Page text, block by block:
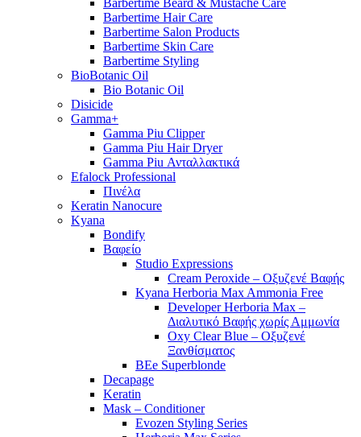
Barbertime Hair Care
Barbertime Salon Products
Barbertime Skin Care
Barbertime Styling
BioBotanic Oil
Bio Botanic Oil
Disicide
Gamma+
Gamma Piu Clipper
Gamma Piu Hair Dryer
Gamma Piu Ανταλλακτικά
Efalock Professional
Πινέλα
Keratin Nanocure
Kyana
Bondify
Βαφείο
Studio Expressions
Cream Peroxide – Οξυζενέ Βαφής
Kyana Herboria Max Ammonia Free
Developer Herboria Max –
Διαλυτικό Βαφής χωρίς Αμμωνία
Oxy Clear Blue – Οξυζενέ
Ξανθίσματος
BEe Superblonde
Decapage
Keratin
Mask – Conditioner
Evozen Styling Series